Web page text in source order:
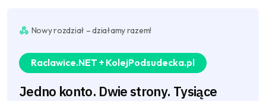
Nowy rozdział – działamy razem!
Raclawice.NET + KolejPodsudecka.pl
Jedno konto. Dwie strony. Tysiące